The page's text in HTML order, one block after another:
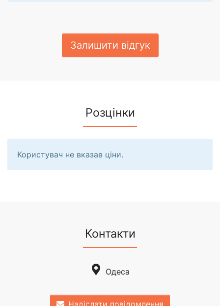
Залишити відгук
Розцінки
Користувач не вказав ціни.
Контакти
Одеса
Надіслати повідомлення